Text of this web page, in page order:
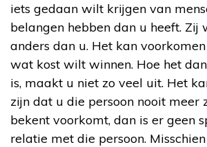
iets gedaan wilt krijgen van
belangen hebben dan u heeft. Zij
anders dan u. Het kan
wat kost wilt winnen. Hoe het
is, maakt u niet zo veel uit. Het
zijn dat u die persoon nooit meer
bekent voorkomt, dan is er geen
relatie met die persoon.